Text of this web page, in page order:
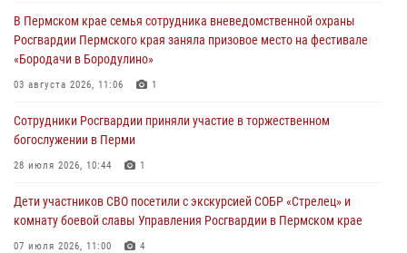
ведомственной акции «Каникулы с Росгвардией»
24 июля 2026, 08:45
Юные защитники порядка: росгвардейцы провели день в клубе
24 июля 2026, 08:43
В Пермском крае семья сотрудника вневедомственной охраны
Росгвардии Пермского края заняла призовое место на фестивале
«Бородачи в Бородулино»
03 августа 2026, 11:06 1
Сотрудники Росгвардии приняли участие в торжественном
богослужении в Перми
28 июля 2026, 10:44 1
Дети участников СВО посетили с экскурсией СОБР «Стрелец» и
комнату боевой славы Управления Росгвардии в Пермском крае
07 июля 2026, 11:00 4